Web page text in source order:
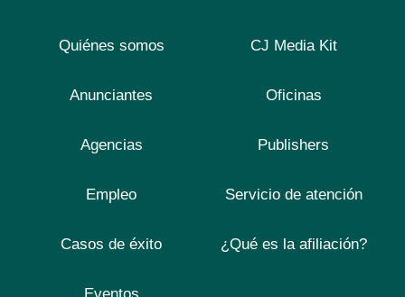
Quiénes somos
Anunciantes
Agencias
Empleo
Casos de éxito
CJ Media Kit
Oficinas
Publishers
Servicio de atención
¿Qué es la afiliación?